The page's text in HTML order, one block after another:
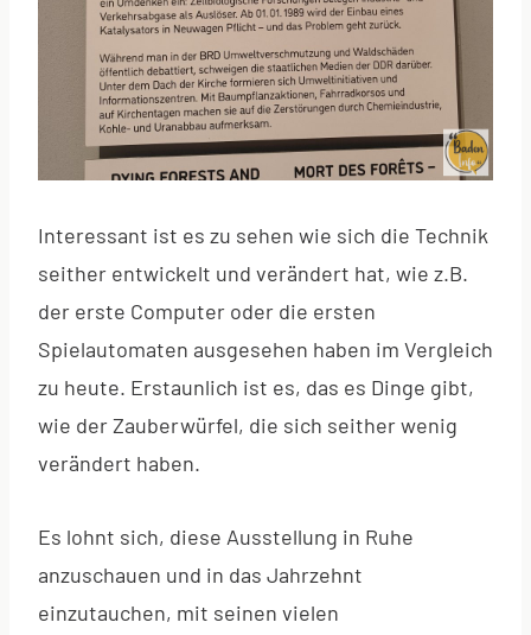
Interessant ist es zu sehen wie sich die Technik
seither entwickelt und verändert hat, wie z.B.
der erste Computer oder die ersten
Spielautomaten ausgesehen haben im Vergleich
zu heute. Erstaunlich ist es, das es Dinge gibt,
wie der Zauberwürfel, die sich seither wenig
verändert haben.
Es lohnt sich, diese Ausstellung in Ruhe
anzuschauen und in das Jahrzehnt
einzutauchen, mit seinen vielen